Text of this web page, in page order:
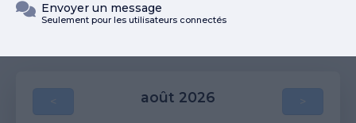
Envoyer un message
Seulement pour les utilisateurs connectés
août 2026